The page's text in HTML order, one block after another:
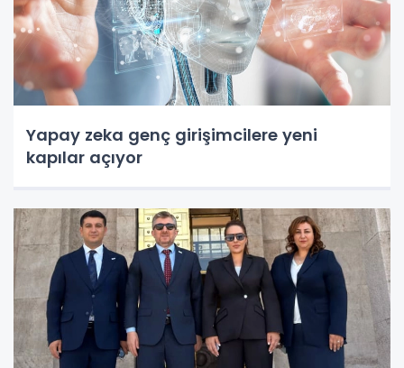
Yapay zeka genç girişimcilere yeni
kapılar açıyor